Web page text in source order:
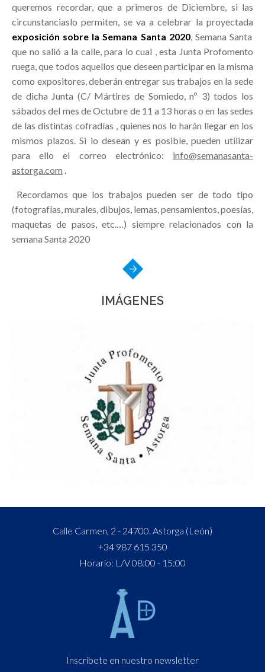
queremos recordar, que a primeros de Diciembre, si las
circunstanciaslo permiten, se va a celebrar la proyectada
exposición sobre la Semana Santa 2020, Semana Santa
que no salió a la calle, para lo cual , esta Junta Profomento
ruega, que todos aquellos que deseen participar en la misma
como expositores, deberán entregar sus trabajos en la sede
de dicha Junta (C/ Mártires de Somiedo, nº 3) todos los
sábados del mes de Octubre de 11 a 13 horas o en las sedes
de las distintas cofradías , quienes nos lo harán llegar en los
mismos plazos. Si lo desean y es posible, pueden utilizar
para ello el correo electrónico: info@semanasanta-
astorga.com .
Recordamos que los trabajos pueden ser de todo tipo
(fotografías, murales, dibujos, lemas, pensamientos, poesías,
maquetas de pasos, etc.…) siempre relacionados con la
semana Santa 2020
IMÁGENES
Calle Carmen, 2 - 24700. Astorga (León)
+34 987 615 350
Horario: L/V 08:00 - 15:00
Inscríbete en nuestro newsletter